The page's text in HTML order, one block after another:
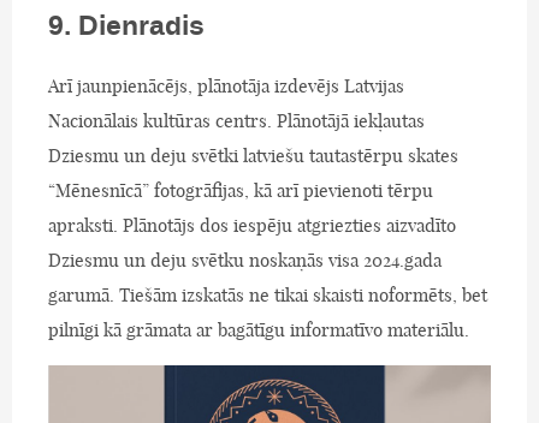
9. Dienradis
Arī jaunpienācējs, plānotāja izdevējs Latvijas
Nacionālais kultūras centrs. Plānotājā iekļautas
Dziesmu un deju svētki latviešu tautastērpu skates
“Mēnesnīcā” fotogrāfijas, kā arī pievienoti tērpu
apraksti. Plānotājs dos iespēju atgriezties aizvadīto
Dziesmu un deju svētku noskaņās visa 2024.gada
garumā. Tiešām izskatās ne tikai skaisti noformēts, bet
pilnīgi kā grāmata ar bagātīgu informatīvo materiālu.